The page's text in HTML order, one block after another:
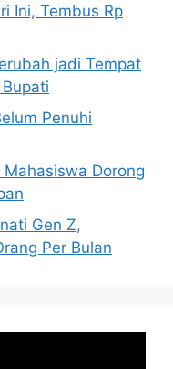
Ini, Tembus Rp
jadi Tempat
Penuhi
Dorong
Gen Z,
Per Bulan